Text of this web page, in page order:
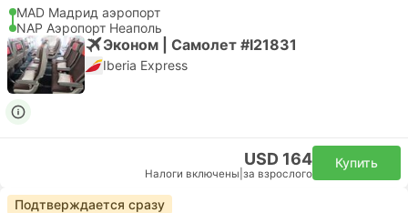
MAD Мадрид аэропорт
NAP Аэропорт Неаполь
Эконом | Самолет #I21831
Iberia Express
USD 164
Налоги включены за взрослого
Купить
Подтверждается сразу